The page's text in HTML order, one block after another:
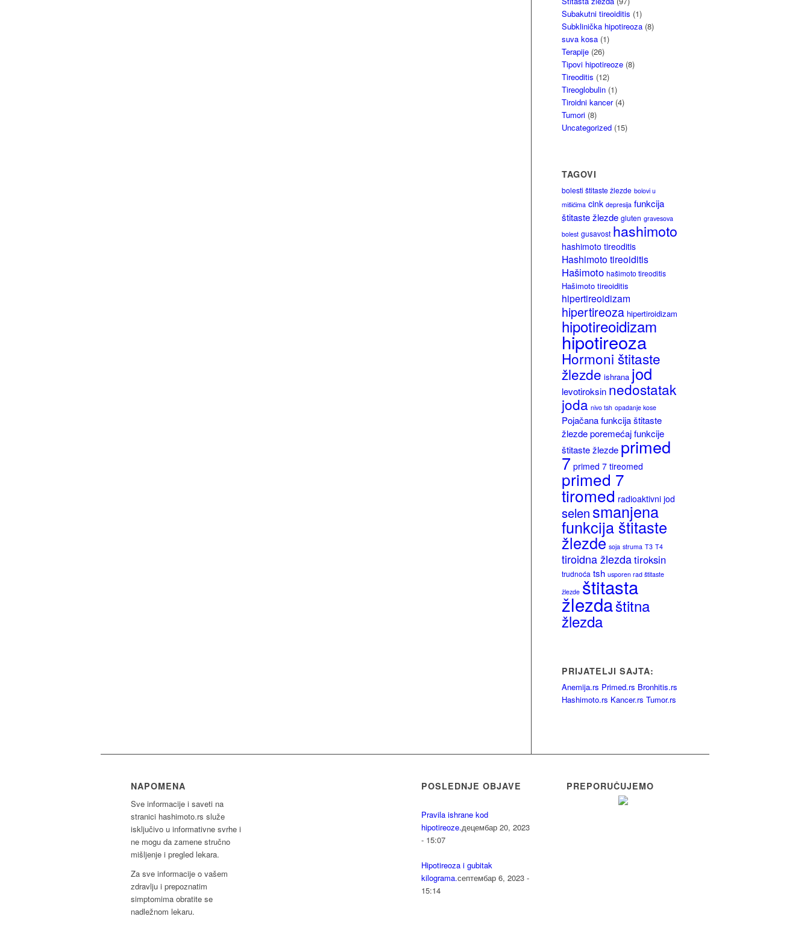
Subakutni tireoiditis (1)
Subklinička hipotireoza (8)
suva kosa (1)
Terapije (26)
Tipovi hipotireoze (8)
Tireoditis (12)
Tireoglobulin (1)
Tiroidni kancer(4)
Tumori (8)
Uncategorized (15)
TAGOVI
bolesti štitaste žlezde bolovi u
mišićima cink depresija funkcija
štitaste žlezde gluten gravesova
bolest gusavost hashimoto
hashimoto tireoditis
Hashimoto tireoiditis
Hašimoto hašimoto tireoditis
Hašimoto tireoiditis
hipertireoidizam
hipertireoza hipertiroidizam
hipotireoidizam
hipotireoza
Hormoni štitaste
žlezde ishrana jod
levotiroksin nedostatak
joda nivo tsh opadanje kose
Pojačana funkcija štitaste
žlezde poremećaj funkcije
štitaste žlezde primed
7 primed 7 tireomed
primed 7
tiromed radioaktivni jod
selen smanjena
funkcija štitaste
žlezde soja struma T3 T4
tiroidna žlezdatiroksin
trudnoća tsh usporen rad štitaste
žlezde štitasta
žlezdaštitna
žlezda
PRIJATELJI SAJTA:
Anemija.rs Primed.rs Bronhitis.rs
Hashimoto.rs Kancer.rs Tumor.rs
NAPOMENA
Sve informacije i saveti na
stranici hashimoto.rs služe
isključivo u informativne svrhe i
ne mogu da zamene stručno
mišljenje i pregled lekara.
Za sve informacije o vašem
zdravlju i prepoznatim
simptomima obratite se
nadležnom lekaru.
POSLEDNJE OBJAVE
Pravila ishrane kod
hipotireoze.децембар 20, 2023
- 15:07
Hipotireoza i gubitak
kilograma.септембар 6, 2023 -
15:14
PREPORUČUJEMO